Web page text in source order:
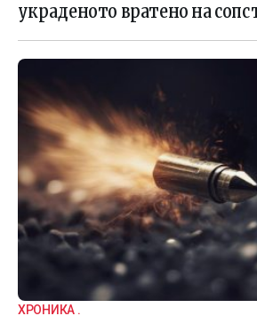
украденото вратено на
ХРОНИКА .